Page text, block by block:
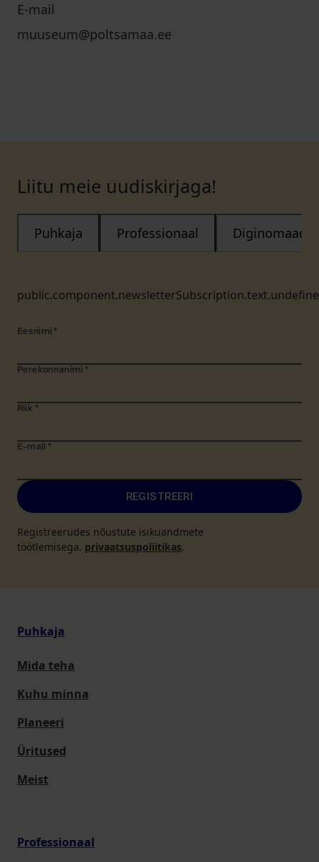
E-mail
muuseum@poltsamaa.ee
Liitu meie uudiskirjaga!
Puhkaja Professionaal Diginomaad
Eesnimi *
Perekonnanimi *
Riik *
E-mail *
REGISTREERI
Registreerudes nõustute isikuandmete
töötlemisega. privaatsuspoliitikas.
Puhkaja
Mida teha
Kuhu minna
Planeeri
Üritused
Meist
Professionaal